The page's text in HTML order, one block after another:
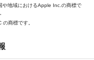
地域におけるApple Inc.の商標で
商標です。